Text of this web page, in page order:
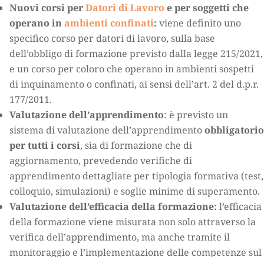
Nuovi corsi perDatori di Lavoro e per soggetti che
operano inambienti confinati: viene definito uno
specifico corso per datori di lavoro, sulla base
dell’obbligo di formazione previsto dalla legge 215/2021,
e un corso per coloro che operano in ambienti sospetti
di inquinamento o confinati, ai sensi dell’art. 2 del d.p.r.
177/2011.
Valutazione dell’apprendimento: è previsto un
sistema di valutazione dell’apprendimentoobbligatorio
per tutti i corsi, sia di formazione che di
aggiornamento, prevedendo verifiche di
apprendimento dettagliate per tipologia formativa (test,
colloquio, simulazioni) e soglie minime di superamento.
Valutazione dell’efficacia della formazione: l’efficacia
della formazione viene misurata non solo attraverso la
verifica dell’apprendimento, ma anche tramite il
monitoraggio e l’implementazione delle competenze sul